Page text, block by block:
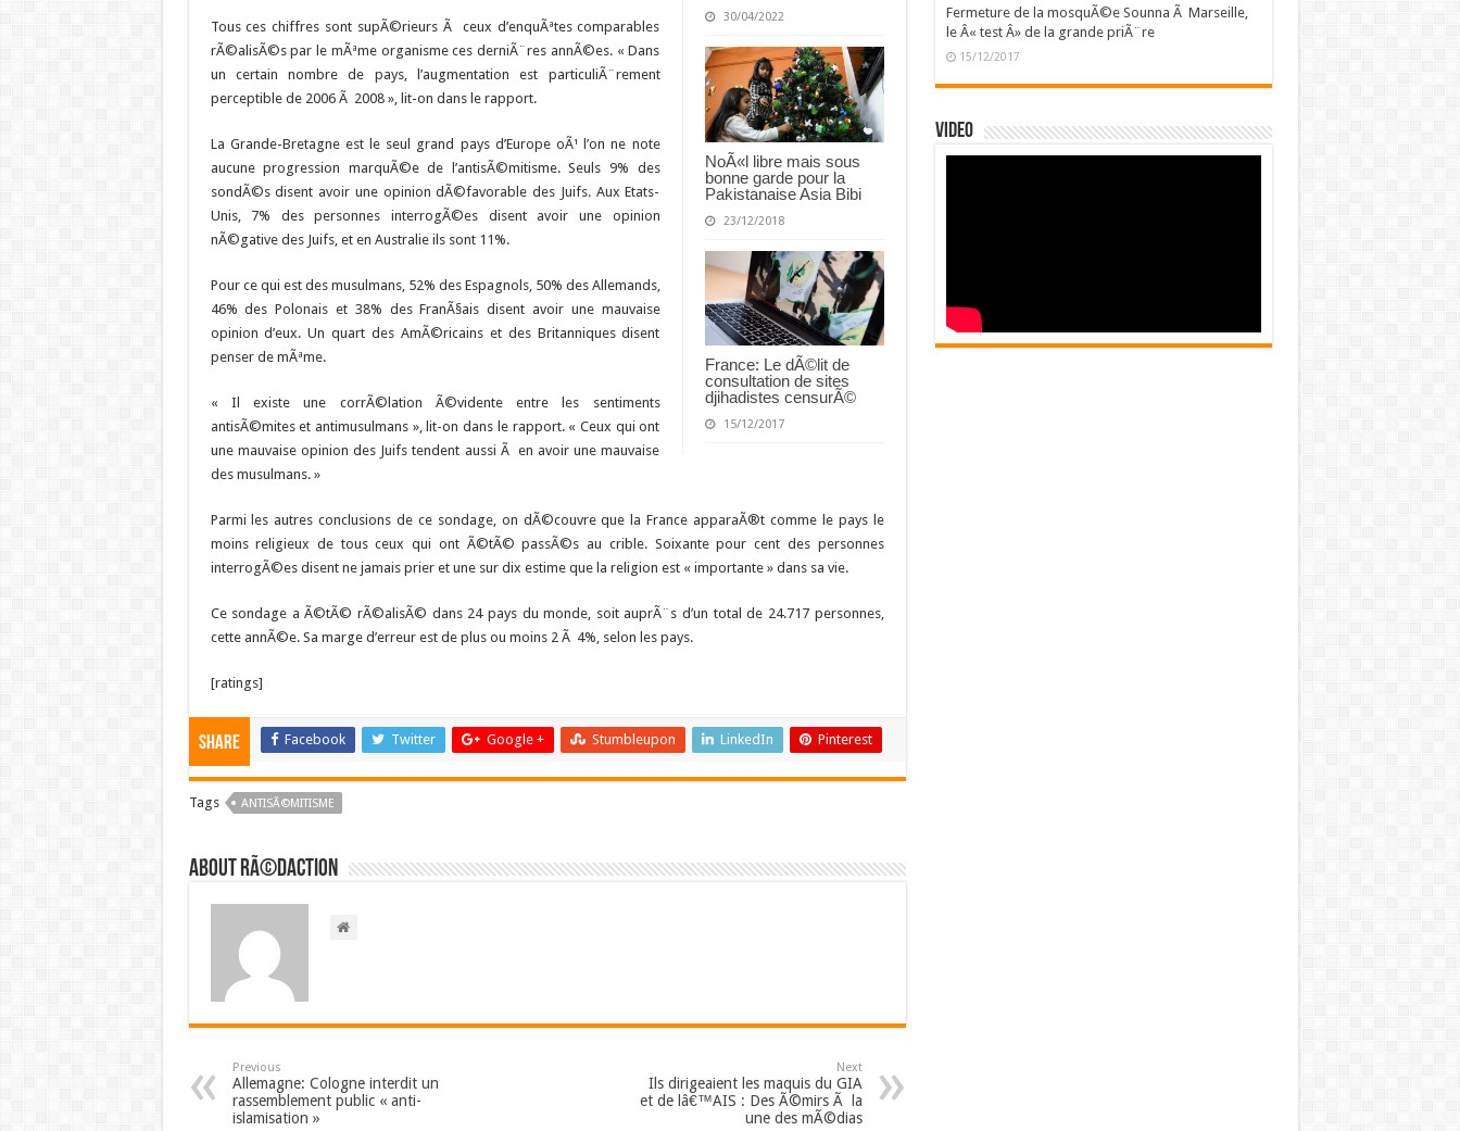
30/04/2022
NoÃ«l libre mais sous
bonne garde pour la
Pakistanaise Asia Bibi
23/12/2018
France: Le dÃ©lit de
consultation de sites
djihadistes censurÃ©
15/12/2017
Tous ces chiffres sont supÃ©rieurs Ã ceux d’enquÃªtes comparables
rÃ©alisÃ©s par le mÃªme organisme ces derniÃ¨res annÃ©es. « Dans
un certain nombre de pays, l’augmentation est particuliÃ¨rement
perceptible de 2006 Ã 2008 », lit-on dans le rapport.
La Grande-Bretagne est le seul grand pays d’Europe oÃ¹ l’on ne note
aucune progression marquÃ©e de l’antisÃ©mitisme. Seuls 9% des
sondÃ©s disent avoir une opinion dÃ©favorable des Juifs. Aux Etats-
Unis, 7% des personnes interrogÃ©es disent avoir une opinion
nÃ©gative des Juifs, et en Australie ils sont 11%.
Pour ce qui est des musulmans, 52% des Espagnols, 50% des Allemands,
46% des Polonais et 38% des FranÃ§ais disent avoir une mauvaise
opinion d’eux. Un quart des AmÃ©ricains et des Britanniques disent
penser de mÃªme.
« Il existe une corrÃ©lation Ã©vidente entre les sentiments
antisÃ©mites et antimusulmans », lit-on dans le rapport. « Ceux qui ont
une mauvaise opinion des Juifs tendent aussi Ã en avoir une mauvaise
des musulmans. »
Parmi les autres conclusions de ce sondage, on dÃ©couvre que la France apparaÃ®t comme le pays le
moins religieux de tous ceux qui ont Ã©tÃ© passÃ©s au crible. Soixante pour cent des personnes
interrogÃ©es disent ne jamais prier et une sur dix estime que la religion est « importante » dans sa vie.
Ce sondage a Ã©tÃ© rÃ©alisÃ© dans 24 pays du monde, soit auprÃ¨s d’un total de 24.717 personnes,
cette annÃ©e. Sa marge d’erreur est de plus ou moins 2 Ã 4%, selon les pays.
[ratings]
Share Facebook Twitter Google + Stumbleupon LinkedIn Pinterest
Tags ANTISÃ©MITISME
About RÃ©daction
Previous
Allemagne: Cologne interdit un
rassemblement public « anti-
islamisation »
Next
Ils dirigeaient les maquis du GIA
et de lâ€™AIS : Des Ã©mirs Ã la
une des mÃ©dias
Fermeture de la mosquÃ©e Sounna Ã Marseille,
le Â« test Â» de la grande priÃ¨re
15/12/2017
Video